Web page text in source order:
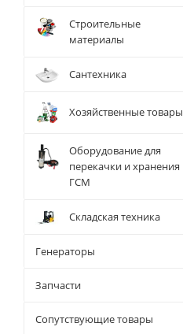
Строительные
материалы
Сантехника
Хозяйственные товары
Оборудование для
перекачки и хранения
ГСМ
Складская техника
Генераторы
Запчасти
Сопутствующие товары